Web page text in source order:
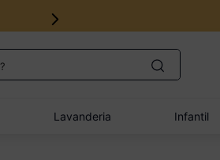
Lavanderia Infantil